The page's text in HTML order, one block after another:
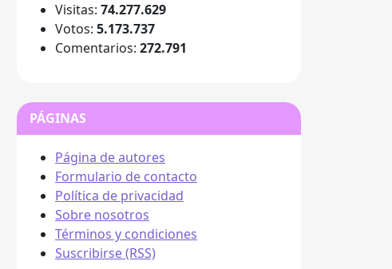
Visitas: 74.277.629
Votos: 5.173.737
Comentarios: 272.791
PÁGINAS
Página de autores
Formulario de contacto
Política de privacidad
Sobre nosotros
Términos y condiciones
Suscribirse (RSS)